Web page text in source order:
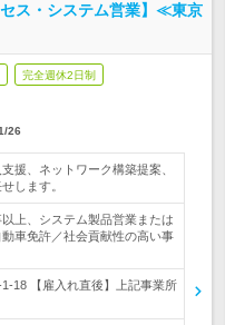
ス・システム営業】≪東京
完全週休2日制
26
援、ネットワーク構築提案、
します。
上、システム製品営業または
車免許／社会貢献性の高い事
18 【雇入れ直後】上記事業所